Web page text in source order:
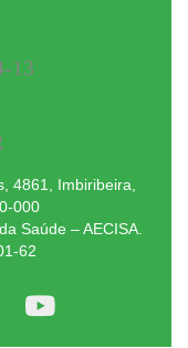
4861, Imbiribeira,
000
Saúde – AECISA.
62